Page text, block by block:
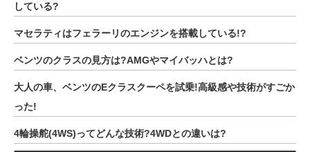
している?
マセラティはフェラーリのエンジンを搭載している!?
ベンツのクラスの見方は?AMGやマイバッハとは?
大人の車、ベンツのEクラスクーペを試乗!高級感や技術がすごか
った!
4輪操舵(4WS)ってどんな技術?4WDとの違いは?